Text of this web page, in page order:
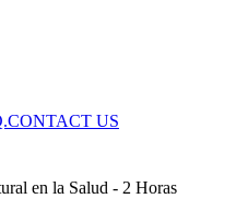
CONTACT US
en la Salud - 2 Horas